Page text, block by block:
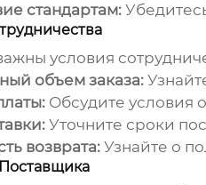
стандартам:
условия
объем заказа:
Обсудите условия
Уточните сроки
возврата:Узнайте о